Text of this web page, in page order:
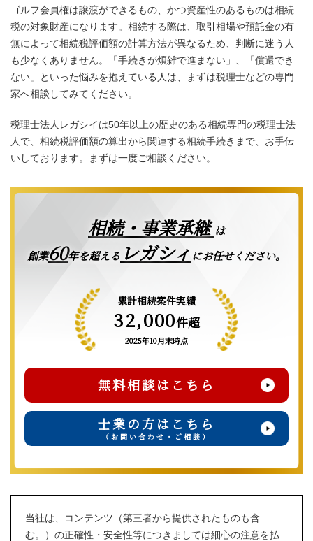
ゴルフ会員権は譲渡ができるもの、かつ資産性のあるものは相続
税の対象財産になります。相続する際は、取引相場や預託金の有
無によって相続税評価額の計算方法が異なるため、判断に迷う人
も少なくありません。「手続きが煩雑で進まない」、「償還でき
ない」といった悩みを抱えている人は、まずは税理士などの専門
家へ相談してみてください。
税理士法人レガシイは50年以上の歴史のある相続専門の税理士法
人で、相続税評価額の算出から関連する相続手続きまで、お手伝
いしております。まずは一度ご相談ください。
相続・事業承継は
創業60年を超える レガシィ にお任せください。
累計相続案件実績
32,000件超
2025年10月末時点
無料相談はこちら
士業の方はこちら
（お問い合わせ・ご相談）
当社は、コンテンツ（第三者から提供されたものも含
む。）の正確性・安全性等につきましては細心の注意を払